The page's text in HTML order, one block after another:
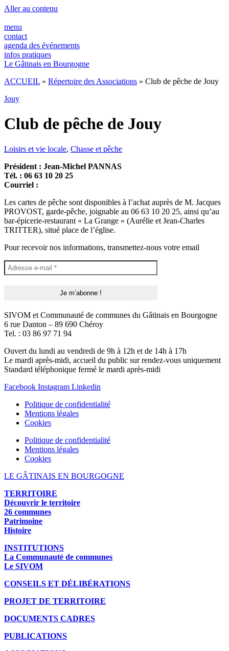
Panneau de gestion des cookies
Aller au contenu
menu
contact
agenda des événements
infos pratiques
Le Gâtinais en Bourgogne
ACCUEIL » Répertoire des Associations » Club de pêche de Jouy
Jouy
Club de pêche de Jouy
Loisirs et vie locale, Chasse et pêche
Président : Jean-Michel PANNAS
Tél. : 06 63 10 20 25
Courriel :
Les cartes de pêche sont disponibles à l’achat auprès de M. Jacques
PROVOST, garde-pêche, joignable au 06 63 10 20 25, ainsi qu’au
bar-épicerie-restaurant « La Grange » (Aurélie et Jean-Charles
TRITTER), situé place de l’église.
Pour recevoir nos informations, transmettez-nous votre email
SIVOM et Communauté de communes du Gâtinais en Bourgogne
6 rue Danton – 89 690 Chéroy
Tel. : 03 86 97 71 94
Ouvert du lundi au vendredi de 9h à 12h et de 14h à 17h
Le mardi après-midi, accueil du public sur rendez-vous uniquement
Standard téléphonique fermé le mardi après-midi
Facebook Instagram Linkedin
Politique de confidentialité
Mentions légales
Cookies
Politique de confidentialité
Mentions légales
Cookies
LE GÂTINAIS EN BOURGOGNE
TERRITOIRE
Découvrir le territoire
26 communes
Patrimoine
Histoire
INSTITUTIONS
La Communauté de communes
Le SIVOM
CONSEILS ET DÉLIBÉRATIONS
PROJET DE TERRITOIRE
DOCUMENTS CADRES
PUBLICATIONS